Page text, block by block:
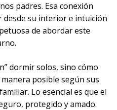
padres. Esa conexión
desde su interior e intuición
de abordar este
dormir solos, sino cómo
posible según sus
Lo esencial es que el
protegido y amado.